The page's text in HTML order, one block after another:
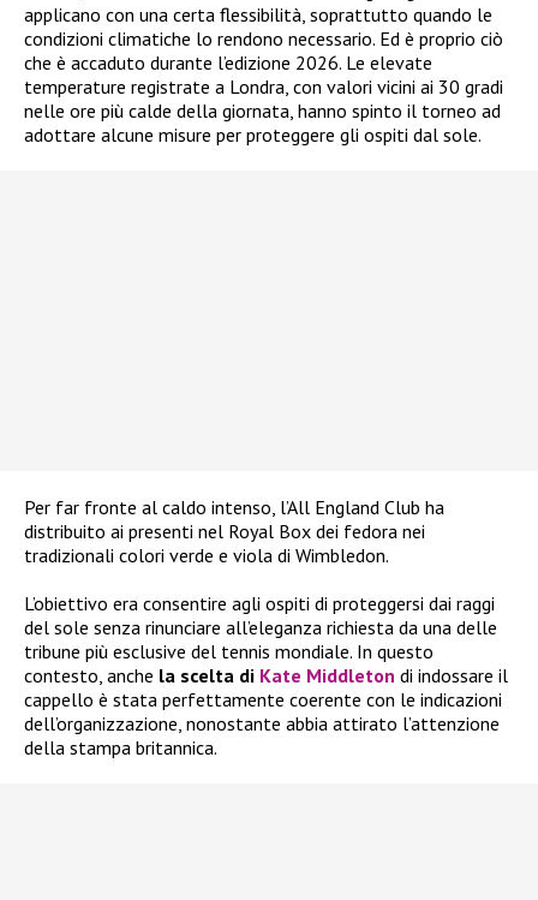
applicano con una certa flessibilità, soprattutto quando le
condizioni climatiche lo rendono necessario. Ed è proprio ciò
che è accaduto durante l’edizione 2026. Le elevate
temperature registrate a Londra, con valori vicini ai 30 gradi
nelle ore più calde della giornata, hanno spinto il torneo ad
adottare alcune misure per proteggere gli ospiti dal sole.
Per far fronte al caldo intenso, l’All England Club ha
distribuito ai presenti nel Royal Box dei fedora nei
tradizionali colori verde e viola di Wimbledon.
L’obiettivo era consentire agli ospiti di proteggersi dai raggi
del sole senza rinunciare all’eleganza richiesta da una delle
tribune più esclusive del tennis mondiale. In questo
contesto, anche la scelta di Kate Middleton di indossare il
cappello è stata perfettamente coerente con le indicazioni
dell’organizzazione, nonostante abbia attirato l’attenzione
della stampa britannica.